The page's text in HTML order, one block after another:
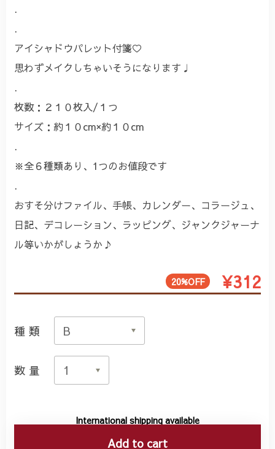
.
.
アイシャドウパレット付箋♡
思わずメイクしちゃいそうになります♩
.
枚数：２１０枚入/１つ
サイズ：約１０cm×約１０cm
.
※全６種類あり、1つのお値段です
.
おすそ分けファイル、手帳、カレンダー、コラージュ、
日記、デコレーション、ラッピング、ジャンクジャーナ
ル等いかがしょうか♪
20%OFF ¥312
種類
数量
International shipping available
Add to cart